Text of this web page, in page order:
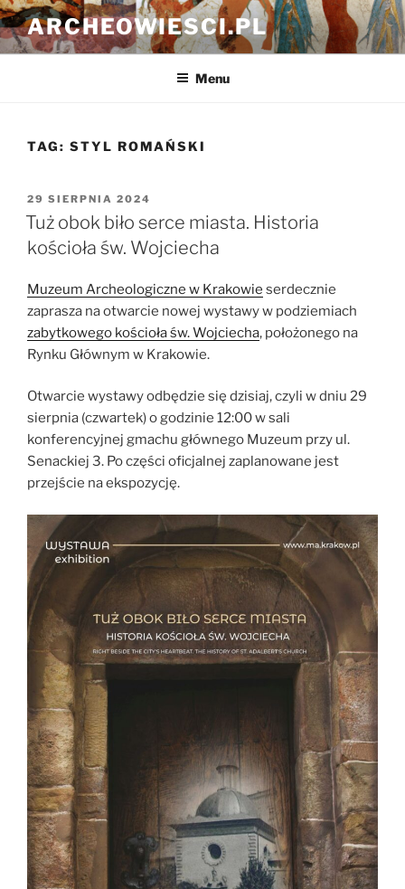
Przejdź
do
treści
ARCHEOWIESCI.PL
Menu
TAG: STYL ROMAŃSKI
OPUBLIKOWANE
W
29 SIERPNIA 2024
Tuż obok biło serce miasta. Historia
kościoła św. Wojciecha
Muzeum Archeologiczne w Krakowie serdecznie
zaprasza na otwarcie nowej wystawy w podziemiach
zabytkowego kościoła św. Wojciecha, położonego na
Rynku Głównym w Krakowie.
Otwarcie wystawy odbędzie się dzisiaj, czyli w dniu 29
sierpnia (czwartek) o godzinie 12:00 w sali
konferencyjnej gmachu głównego Muzeum przy ul.
Senackiej 3. Po części oficjalnej zaplanowane jest
przejście na ekspozycję.